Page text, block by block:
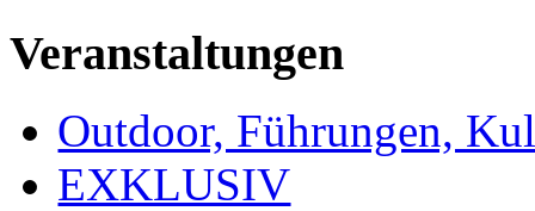
Veranstaltungen
Outdoor, Führungen,
EXKLUSIV